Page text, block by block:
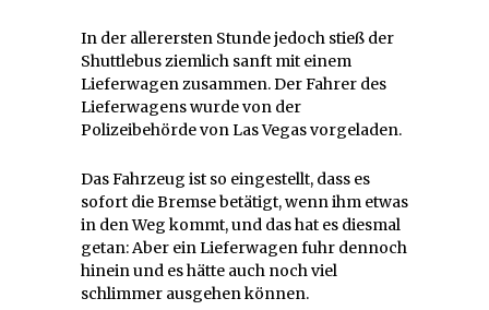
In der allerersten Stunde jedoch stieß der
Shuttlebus ziemlich sanft mit einem
Lieferwagen zusammen. Der Fahrer des
Lieferwagens wurde von der
Polizeibehörde von Las Vegas vorgeladen.
Das Fahrzeug ist so eingestellt, dass es
sofort die Bremse betätigt, wenn ihm etwas
in den Weg kommt, und das hat es diesmal
getan: Aber ein Lieferwagen fuhr dennoch
hinein und es hätte auch noch viel
schlimmer ausgehen können.